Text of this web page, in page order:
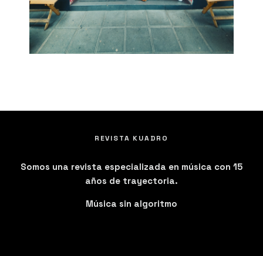
REVISTA KUADRO
Somos una revista especializada en música con 15
años de trayectoria.
Música sin algoritmo